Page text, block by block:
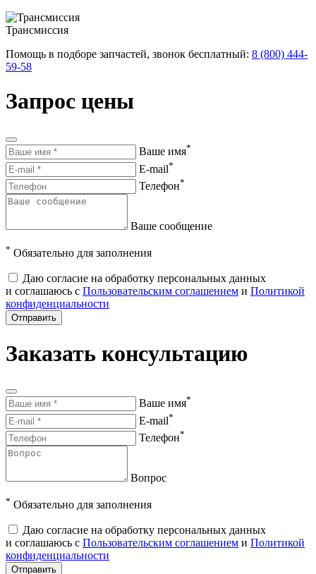
Трансмиссия
Помощь в подборе запчастей, звонок бесплатный: 8 (800) 444-
59-58
Запрос цены
Ваше имя*
E-mail*
Телефон*
Ваше сообщение
* Обязательно для заполнения
Даю согласие на обработку персональных данных
и соглашаюсь с Пользовательским соглашением и Политикой
конфиденциальности
Отправить
Заказать консультацию
Ваше имя*
E-mail*
Телефон*
Вопрос
* Обязательно для заполнения
Даю согласие на обработку персональных данных
и соглашаюсь с Пользовательским соглашением и Политикой
конфиденциальности
Отправить